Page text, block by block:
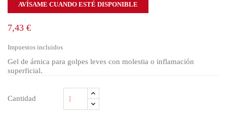
AVÍSAME CUANDO ESTÉ DISPONIBLE
7,43 €
Impuestos incluidos
Gel de árnica para golpes leves con molestia o inflamación
superficial.
Cantidad